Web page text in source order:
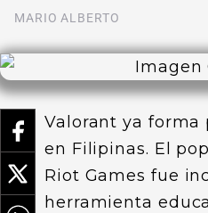
MARIO ALBERTO
Valorant ya forma
en Filipinas. El
Riot Games fue
herramienta